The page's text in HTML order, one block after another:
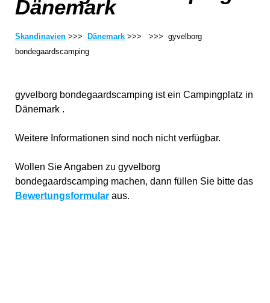
Dänemark
Skandinavien >>> Dänemark >>>
>>> gyvelborg
bondegaardscamping
gyvelborg bondegaardscamping ist ein Campingplatz in
Dänemark .
Weitere Informationen sind noch nicht verfügbar.
Wollen Sie Angaben zu gyvelborg
bondegaardscamping machen, dann füllen Sie bitte das
Bewertungsformular aus.